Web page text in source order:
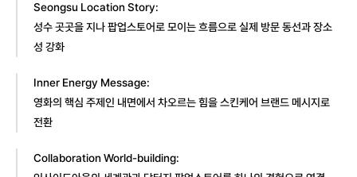
Seongsu Location Story:
성수 곳곳을 지나 팝업스토어로 모이는 흐름으로 실제 방문 동선과 장소
성 강화
Inner Energy Message:
영화의 핵심 주제인 내면에서 차오르는 힘을 스킨케어 브랜드 메시지로
전환
Collaboration World-building: